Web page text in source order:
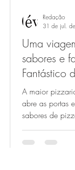
Uma
sabores e
Fantástico
no dia 7
A maior
abre as portas
sabores de
Redação
31 de jul.